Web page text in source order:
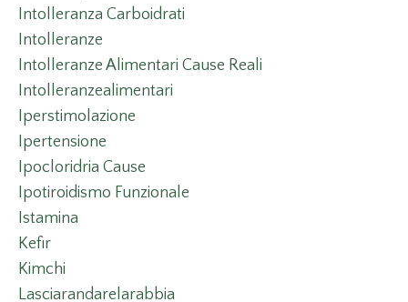
Intolleranza Carboidrati
Intolleranze
Intolleranze Alimentari Cause Reali
Intolleranzealimentari
Iperstimolazione
Ipertensione
Ipocloridria Cause
Ipotiroidismo Funzionale
Istamina
Kefir
Kimchi
Lasciarandarelarabbia